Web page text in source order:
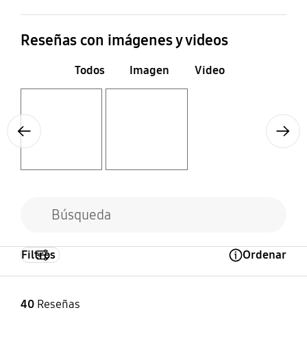
Reseñas con imágenes y videos
Todos Imagen Video
40Reseñas
Filtros Ordenar